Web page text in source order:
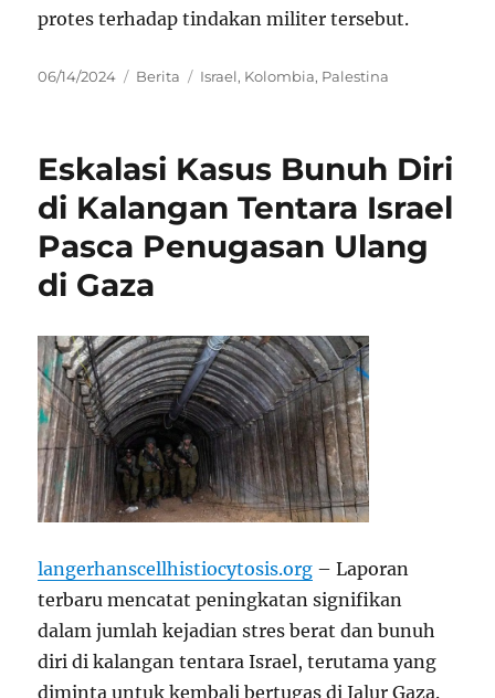
protes terhadap tindakan militer tersebut.
Posted
06/14/2024 Categories
Berita Tags
Israel, Kolombia, Palestina
Eskalasi Kasus Bunuh Diri
di Kalangan Tentara Israel
Pasca Penugasan Ulang
di Gaza
langerhanscellhistiocytosis.org – Laporan
terbaru mencatat peningkatan signifikan
dalam jumlah kejadian stres berat dan bunuh
diri di kalangan tentara Israel, terutama yang
diminta untuk kembali bertugas di Jalur Gaza.